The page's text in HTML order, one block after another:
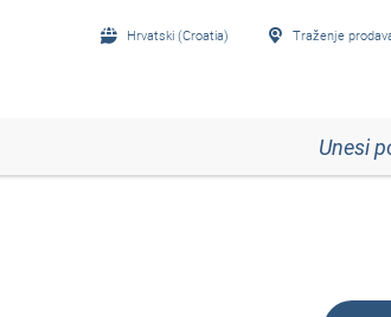
Hrvatski (Croatia) Traženje